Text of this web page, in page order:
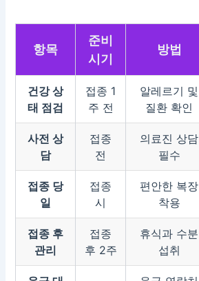
항목
준비
시기
방법
건강 상
태 점검
접종 1
주 전
알레르기 및
질환 확인
사전 상
담
접종
전
의료진 상담
필수
접종 당
일
접종
시
편안한 복장
착용
접종 후
관리
접종
후 2주
휴식과 수분
섭취